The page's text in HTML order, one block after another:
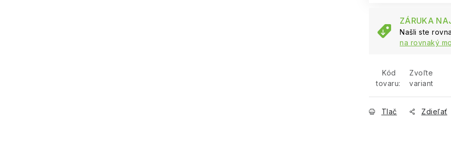
ZÁRUKA
Našli ste
na rovnaký
Kód
tovaru:
Zvoľte
variant
Tlač Zdieľať